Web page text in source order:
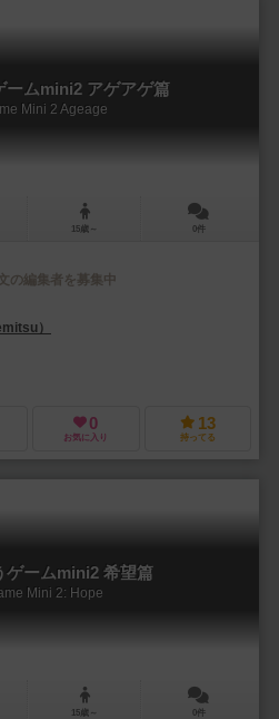
ームmini2 アゲアゲ篇
Mini 2 Ageage
15歳～ 0件
の編集者を募集中
）
0
お気に入り
13
持ってる
ゲームmini2 希望篇
Mini 2: Hope
15歳～ 0件